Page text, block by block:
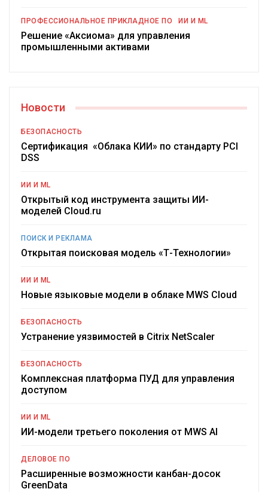
ПРОФЕССИОНАЛЬНОЕ ПРИКЛАДНОЕ ПО ИИ И ML
Решение «Аксиома» для управления
промышленными активами
Новости
БЕЗОПАСНОСТЬ
Сертификация «Облака КИИ» по стандарту PCI
DSS
ИИ И ML
Открытый код инструмента защиты ИИ-
моделей Cloud.ru
ПОИСК И РЕКЛАМА
Открытая поисковая модель «Т-Технологии»
ИИ И ML
Новые языковые модели в облаке MWS Cloud
БЕЗОПАСНОСТЬ
Устранение уязвимостей в Citrix NetScaler
БЕЗОПАСНОСТЬ
Комплексная платформа ПУД для управления
доступом
ИИ И ML
ИИ-модели третьего поколения от MWS AI
ДЕЛОВОЕ ПО
Расширенные возможности канбан-досок
GreenData